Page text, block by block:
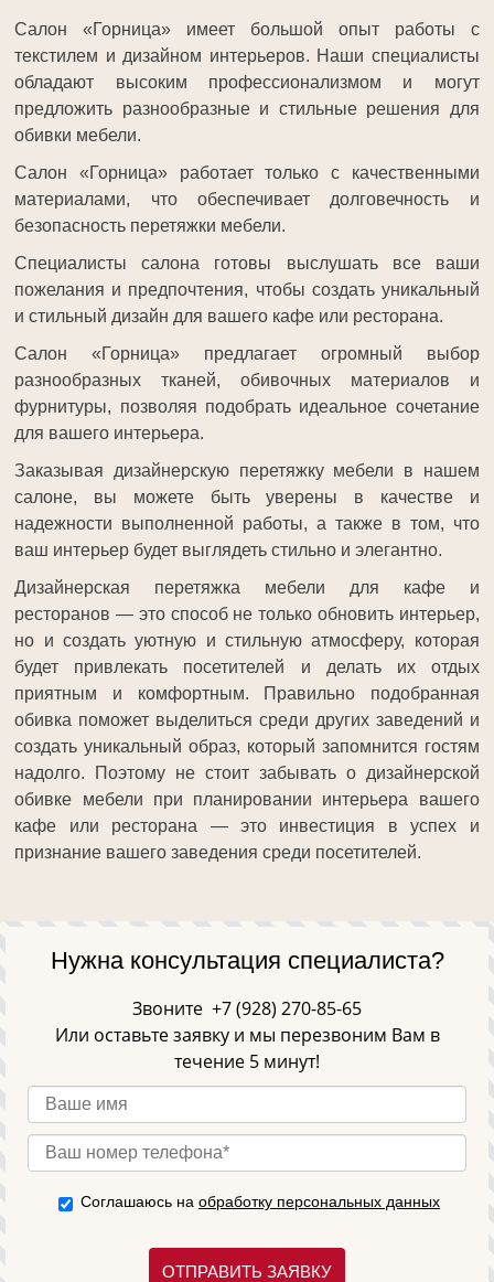
Салон «Горница» имеет большой опыт работы с
текстилем и дизайном интерьеров. Наши специалисты
обладают высоким профессионализмом и могут
предложить разнообразные и стильные решения для
обивки мебели.
Салон «Горница» работает только с качественными
материалами, что обеспечивает долговечность и
безопасность перетяжки мебели.
Специалисты салона готовы выслушать все ваши
пожелания и предпочтения, чтобы создать уникальный
и стильный дизайн для вашего кафе или ресторана.
Салон «Горница» предлагает огромный выбор
разнообразных тканей, обивочных материалов и
фурнитуры, позволяя подобрать идеальное сочетание
для вашего интерьера.
Заказывая дизайнерскую перетяжку мебели в нашем
салоне, вы можете быть уверены в качестве и
надежности выполненной работы, а также в том, что
ваш интерьер будет выглядеть стильно и элегантно.
Дизайнерская перетяжка мебели для кафе и
ресторанов — это способ не только обновить интерьер,
но и создать уютную и стильную атмосферу, которая
будет привлекать посетителей и делать их отдых
приятным и комфортным. Правильно подобранная
обивка поможет выделиться среди других заведений и
создать уникальный образ, который запомнится гостям
надолго. Поэтому не стоит забывать о дизайнерской
обивке мебели при планировании интерьера вашего
кафе или ресторана — это инвестиция в успех и
признание вашего заведения среди посетителей.
Нужна консультация специалиста?
Звоните +7 (928) 270-85-65
Или оставьте заявку и мы перезвоним Вам в
течение 5 минут!
Соглашаюсь на обработку персональных данных
ОТПРАВИТЬ ЗАЯВКУ